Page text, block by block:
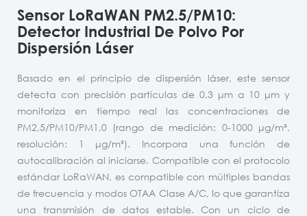
Sensor LoRaWAN PM2.5/PM10:
Detector Industrial De Polvo Por
Dispersión Láser
Basado en el principio de dispersión láser, este sensor
detecta con precisión partículas de 0,3 μm a 10 μm y
monitoriza en tiempo real las concentraciones de
PM2,5/PM10/PM1,0 (rango de medición: 0-1000 μg/m³,
resolución: 1 μg/m³). Incorpora una función de
autocalibración al iniciarse. Compatible con el protocolo
estándar LoRaWAN, es compatible con múltiples bandas
de frecuencia y modos OTAA Clase A/C, lo que garantiza
una transmisión de datos estable. Con un ciclo de